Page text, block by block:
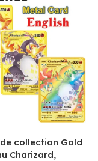
collection Gold
Charizard,